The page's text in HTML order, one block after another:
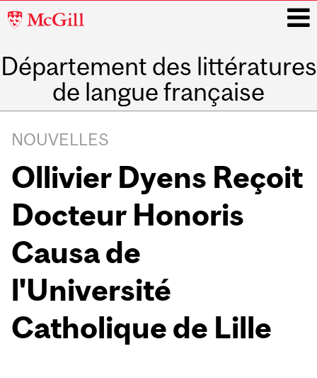
McGill
Département des littératures
de langue française
i
navigation
NOUVELLES
Ollivier Dyens Reçoit
Docteur Honoris
Causa de
l'Université
Catholique de Lille